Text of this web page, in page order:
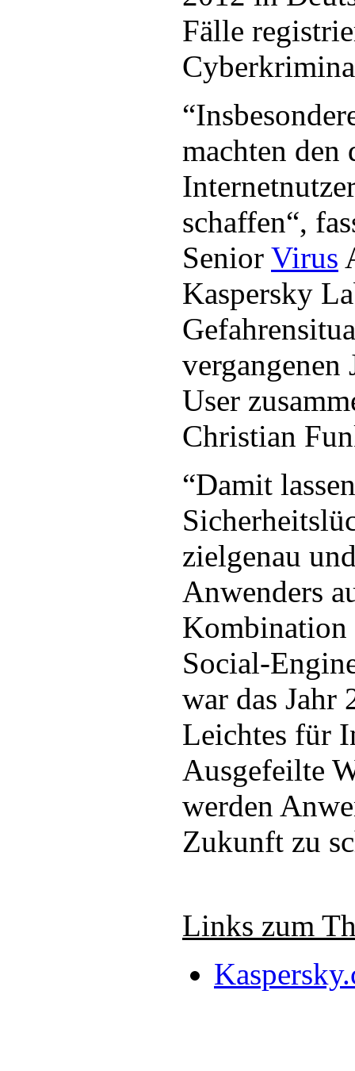
Fälle
machten den
schaffen“,
Senior Virus
Kaspersky
vergangenen
User
Christian
“Damit
zielgenau
Anwenders
Social-
war das Jahr
Leichtes für
Ausgefeilte
werden
Zukunft zu
Links zum